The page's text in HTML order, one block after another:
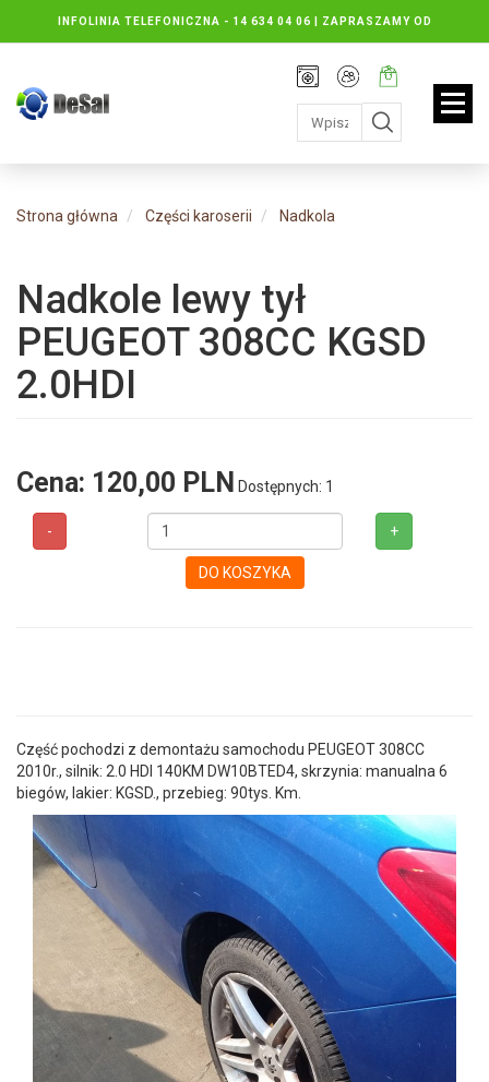
INFOLINIA TELEFONICZNA - 14 634 04 06 | ZAPRASZAMY OD
PONIEDZIAŁKU DO PIĄTKU : 8.30 DO 16.30, SOBOTY: 8.30 DO 13.00
Rejestracja
Moje
konto
Twój
koszyk:
jest
pusty
Strona główna Części karoserii Nadkola
Nadkole lewy tył
PEUGEOT 308CC KGSD
2.0HDI
Cena: 120,00 PLN Dostępnych: 1
- +
DO KOSZYKA
Część pochodzi z demontażu samochodu PEUGEOT 308CC
2010r., silnik: 2.0 HDI 140KM DW10BTED4, skrzynia: manualna 6
biegów, lakier: KGSD., przebieg: 90tys. Km.